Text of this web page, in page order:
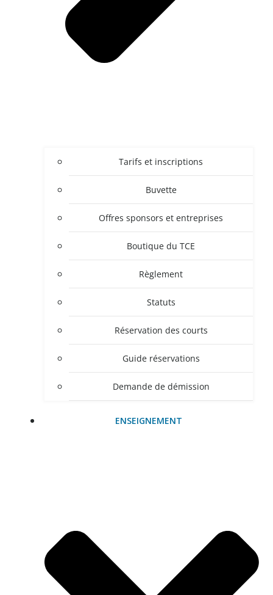
Tarifs et inscriptions
Buvette
Offres sponsors et entreprises
Boutique du TCE
Règlement
Statuts
Réservation des courts
Guide réservations
Demande de démission
ENSEIGNEMENT